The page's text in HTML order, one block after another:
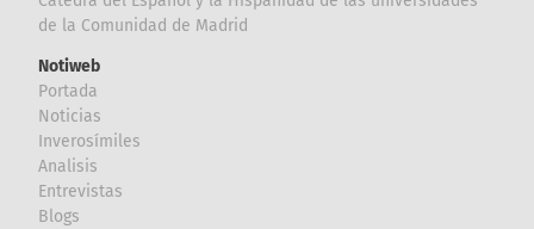
de la Comunidad de Madrid
Notiweb
Portada
Noticias
Inverosímiles
Analisis
Entrevistas
Blogs